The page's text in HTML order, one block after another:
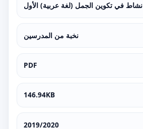
نشاط في تكوين الجمل (لغة عربية) الأول
نخبة من المدرسين
PDF
146.94KB
2019/2020